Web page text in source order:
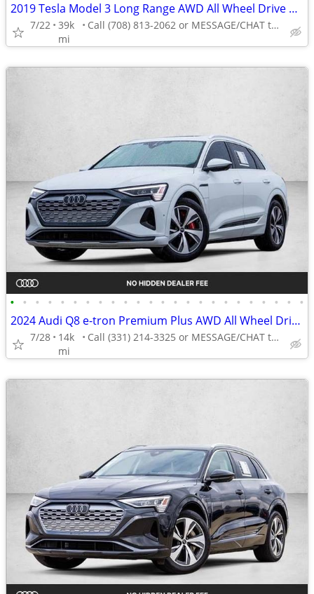
2019 Tesla Model 3 Long Range AWD All Wheel Drive Electric AUTONATION
7/22 39k
mi
Call (708) 813-2062 or MESSAGE/CHAT to confirm availability
• • • • • • • • • • • • • • • • • • • • • • • •
2024 Audi Q8 e-tron Premium Plus AWD All Wheel Drive Certified SUV Electric AUTO
7/28
14k
mi
Call (331) 214-3325 or MESSAGE/CHAT to confirm availability